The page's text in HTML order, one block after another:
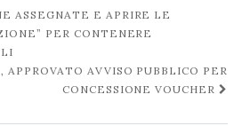
ASSEGNATE E APRIRE LE
PER CONTENERE
APPROVATO AVVISO PUBBLICO PER
CONCESSIONE VOUCHER